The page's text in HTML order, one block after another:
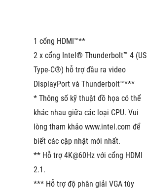
1 cổng HDMI™**
2 x cổng Intel® Thunderbolt™ 4
Type-C®) hỗ trợ đầu ra video
DisplayPort và Thunderbolt™***
* Thông số kỹ thuật đồ họa có thể
khác nhau giữa các loại CPU. Vui
lòng tham khảo www.intel.com để
biết các cập nhật mới nhất.
** Hỗ trợ 4K@60Hz với cổng HDMI
2.1.
*** Hỗ trợ độ phân giải VGA tùy